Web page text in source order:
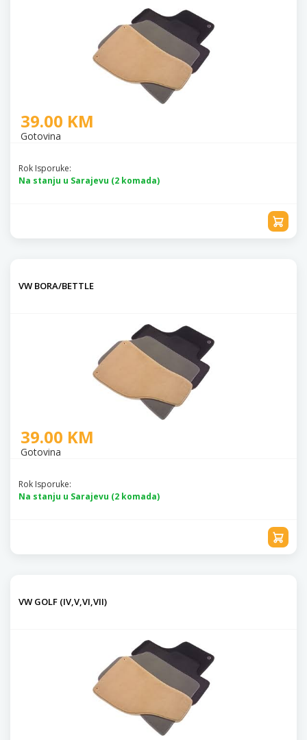
39.00 KM
Gotovina
Rok Isporuke:
Na stanju u Sarajevu (2 komada)
VW BORA/BETTLE
39.00 KM
Gotovina
Rok Isporuke:
Na stanju u Sarajevu (2 komada)
VW GOLF (IV,V,VI,VII)